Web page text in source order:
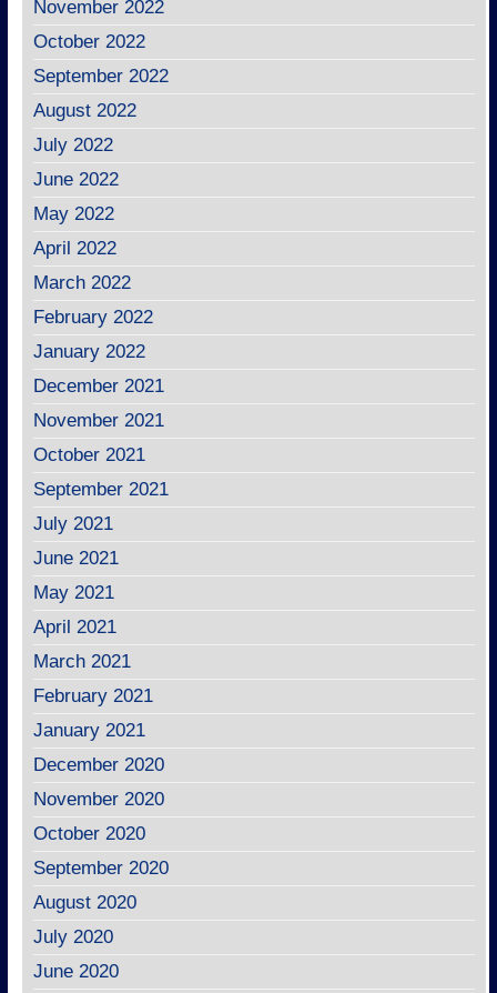
November 2022
October 2022
September 2022
August 2022
July 2022
June 2022
May 2022
April 2022
March 2022
February 2022
January 2022
December 2021
November 2021
October 2021
September 2021
July 2021
June 2021
May 2021
April 2021
March 2021
February 2021
January 2021
December 2020
November 2020
October 2020
September 2020
August 2020
July 2020
June 2020